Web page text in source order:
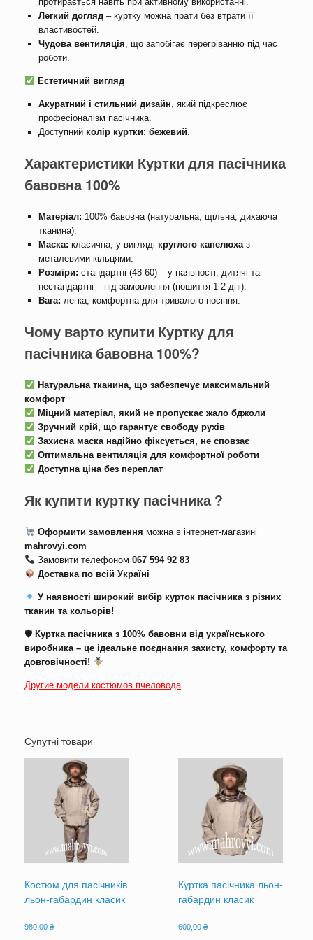
Легкий догляд– куртку можна прати без втрати її
властивостей.
Чудова вентиляція , що запобігає перегріванню під час
роботи.
Естетичний вигляд
Акуратний і стильний дизайн , який підкреслює
професіоналізм пасічника.
Доступний колір куртки: бежевий
Характеристики Куртки для пасічника
бавовна 100%
Матеріал: 100% бавовна (натуральна, щільна, дихаюча
тканина).
Маска: класична, у вигляді круглого капелюхаз
металевими кільцями.
Розміри: стандартні (48-60) – у наявності, дитячі та
нестандартні – під замовлення (пошиття 1-2 дні).
Вага: легка, комфортна для тривалого носіння.
Чому варто купити Куртку для
пасічника бавовна 100%?
Натуральна тканина, що забезпечує максимальний
комфорт
Міцний матеріал, який не пропускає жало бджоли
Зручний крій, що гарантує свободу рухів
Захисна маска надійно фіксується, не сповзає
Оптимальна вентиляція для комфортної роботи
Доступна ціна без переплат
Як купити куртку пасічника ?
Оформити замовлення можна в інтернет-магазині
mahrovyi.com
Замовити телефоном 067 594 92 83
Доставка по всій Україні
У наявності широкий вибір курток пасічника з різних
тканин та кольорів!
🛡 Куртка пасічника з 100% бавовни від українського
виробника – це ідеальне поєднання захисту, комфорту та
довговічності!
Другие модели костюмов пчеловода
Супутні товари
Костюм для пасічників
льон-габардин класик
980,00 ₴
Куртка пасічника льон-
габардин класик
600,00₴